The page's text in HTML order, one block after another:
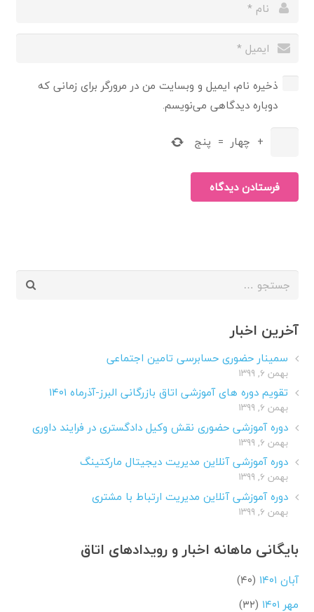
ذخیره نام، ایمیل و وبسایت من در مرورگر برای زمانی که
دوباره دیدگاهی می‌نویسم.
+ چهار = پنج
فرستادن دیدگاه
جستجو
آخرین اخبار
سمینار حضوری حسابرسی تامین اجتماعی
بهمن ۶, ۱۳۹۹
تقویم دوره های آموزشی اتاق بازرگانی البرز-آذرماه ۱۴۰۱
بهمن ۶, ۱۳۹۹
دوره آموزشی حضوری نقش وکیل دادگستری در فرایند داوری
بهمن ۶, ۱۳۹۹
دوره آموزشی آنلاین مدیریت دیجیتال مارکتینگ
بهمن ۶, ۱۳۹۹
دوره آموزشی آنلاین مدیریت ارتباط با مشتری
بهمن ۶, ۱۳۹۹
بایگانی ماهانه اخبار و رویدادهای اتاق
آبان ۱۴۰۱
(۴۰)
مهر ۱۴۰۱
(۳۲)